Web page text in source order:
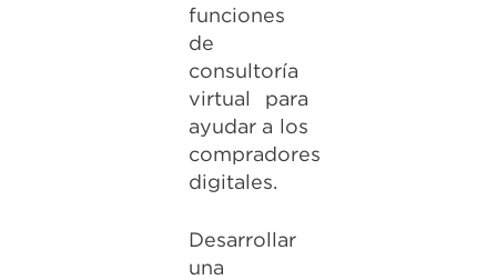
funciones
de
consultoría
virtual para
ayudar a los
compradores
digitales.
Desarrollar
una